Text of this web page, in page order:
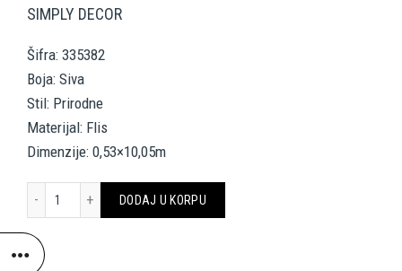
SIMPLY DECOR
Šifra: 335382
Boja: Siva
Stil: Prirodne
Materijal: Flis
Dimenzije: 0,53×10,05m
DODAJ U KORPU